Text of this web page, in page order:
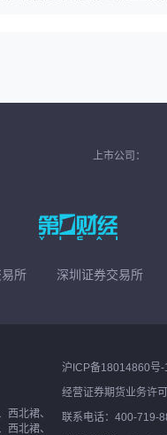
上市公司：
易所 深圳证券交易所
西北裙、
西北裙、
沪ICP备18014860号-
经营证券期货业务许
联系电话：400-719-